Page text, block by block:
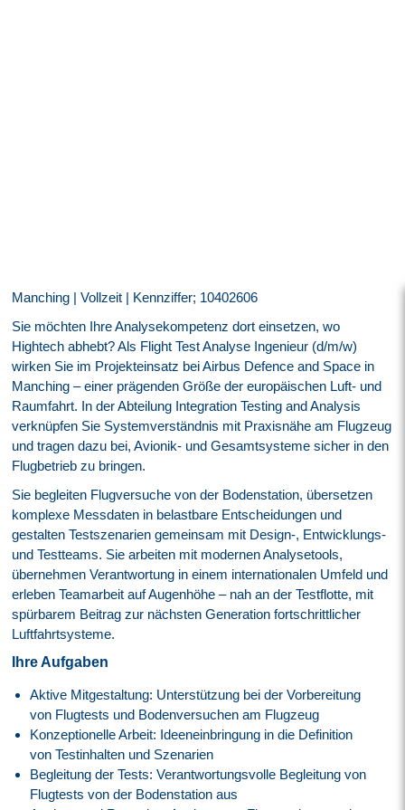
Manching | Vollzeit | Kennziffer; 10402606
Sie möchten Ihre Analysekompetenz dort einsetzen, wo
Hightech abhebt? Als Flight Test Analyse Ingenieur (d/m/w)
wirken Sie im Projekteinsatz bei Airbus Defence and Space in
Manching – einer prägenden Größe der europäischen Luft- und
Raumfahrt. In der Abteilung Integration Testing and Analysis
verknüpfen Sie Systemverständnis mit Praxisnähe am Flugzeug
und tragen dazu bei, Avionik- und Gesamtsysteme sicher in den
Flugbetrieb zu bringen.
Sie begleiten Flugversuche von der Bodenstation, übersetzen
komplexe Messdaten in belastbare Entscheidungen und
gestalten Testszenarien gemeinsam mit Design-, Entwicklungs-
und Testteams. Sie arbeiten mit modernen Analysetools,
übernehmen Verantwortung in einem internationalen Umfeld und
erleben Teamarbeit auf Augenhöhe – nah an der Testflotte, mit
spürbarem Beitrag zur nächsten Generation fortschrittlicher
Luftfahrtsysteme.
Ihre Aufgaben
Aktive Mitgestaltung: Unterstützung bei der Vorbereitung
von Flugtests und Bodenversuchen am Flugzeug
Konzeptionelle Arbeit: Ideeneinbringung in die Definition
von Testinhalten und Szenarien
Begleitung der Tests: Verantwortungsvolle Begleitung von
Flugtests von der Bodenstation aus